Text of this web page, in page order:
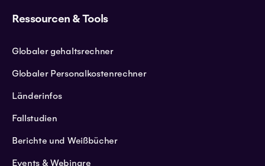
Ressourcen & Tools
Globaler gehaltsrechner
Globaler Personalkostenrechner
Länderinfos
Fallstudien
Berichte und Weißbücher
Events & Webinare